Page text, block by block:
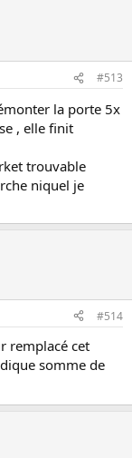
#513
la porte 5x
, elle finit
trouvable
niquel je
#514
remplacé cet
somme de